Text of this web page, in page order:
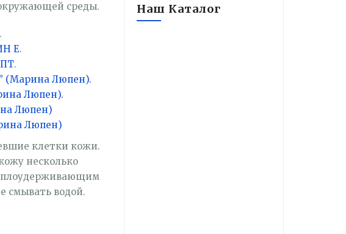
среды.
.
Е.
.
(Марина Люпен).
Люпен).
Люпен)
Люпен)
клетки кожи.
несколько
смывать водой.
Наш Каталог